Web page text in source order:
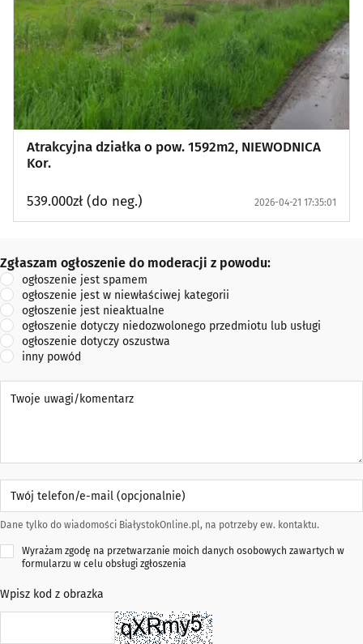
Atrakcyjna działka o pow. 1592m2, NIEWODNICA
Kor.
539.000zł (do neg.) 2026-04-21 17:35:01
Zgłaszam ogłoszenie do moderacji z powodu:
Zgłaszam ogłoszenie do moderacji z powodu:
ogłoszenie jest spamem
ogłoszenie jest w niewłaściwej kategorii
ogłoszenie jest nieaktualne
ogłoszenie dotyczy niedozwolonego przedmiotu lub usługi
ogłoszenie dotyczy oszustwa
inny powód
Dane tylko do wiadomości BiałystokOnline.pl, na potrzeby ew. kontaktu.
Wyrażam zgodę na przetwarzanie moich danych osobowych zawartych w
formularzu w celu obsługi zgłoszenia
Wpisz kod z obrazka